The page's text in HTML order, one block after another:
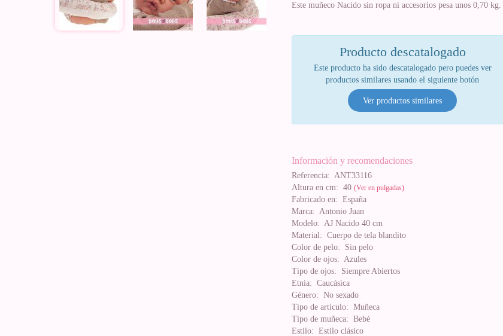
Este muñeco Nacido sin ropa ni accesorios pesa unos 0,70 kg.
Producto descatalogado
Este producto ha sido descatalogado pero puedes ver
productos similares usando el siguiente botón
Ver productos similares
Información y recomendaciones
Referencia: ANT33116
Altura en cm: 40 (Ver en pulgadas)
Fabricado en: España
Marca: Antonio Juan
Modelo: AJ Nacido 40 cm
Material: Cuerpo de tela blandito
Color de pelo: Sin pelo
Color de ojos: Azules
Tipo de ojos: Siempre Abiertos
Etnia: Caucásica
Género: No sexado
Tipo de artículo: Muñeca
Tipo de muñeca: Bebé
Estilo: Estilo clásico